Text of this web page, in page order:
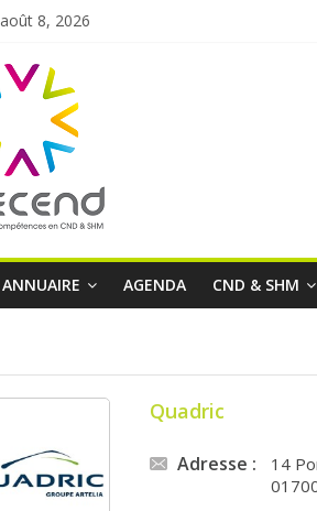
8, 2026
ANNUAIRE AGENDA CND & SHM
Quadric
Adresse :
14